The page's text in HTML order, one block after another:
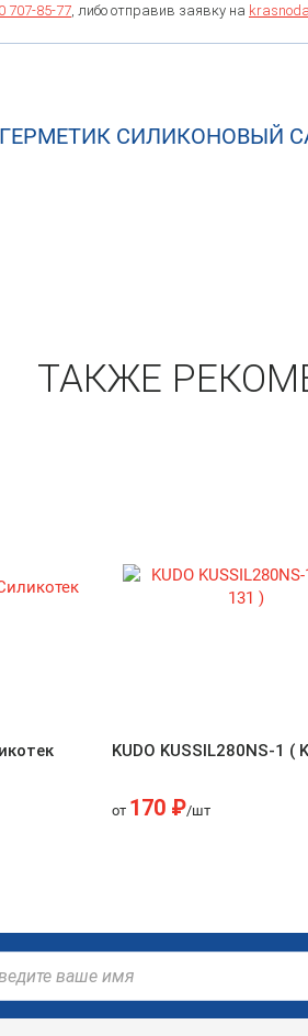
707-85-77 , либо отправив заявку на
ГЕРМЕТИК СИЛИКОНОВЫЙ
ТАКЖЕ
KUDO KUSSIL280NS-1 (
от 170 ₽/шт